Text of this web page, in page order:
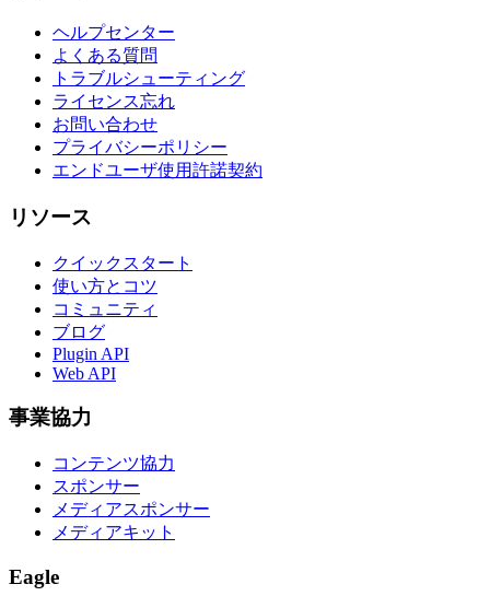
ヘルプセンター
よくある質問
トラブルシューティング
ライセンス忘れ
お問い合わせ
プライバシーポリシー
エンドユーザ使用許諾契約
リソース
クイックスタート
使い方とコツ
コミュニティ
ブログ
Plugin API
Web API
事業協力
コンテンツ協力
スポンサー
メディアスポンサー
メディアキット
Eagle